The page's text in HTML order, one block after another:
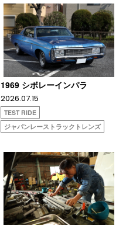
1969 シボレーインパラ
2026.07.15
TEST RIDE
ジャパンレーストラックトレンズ